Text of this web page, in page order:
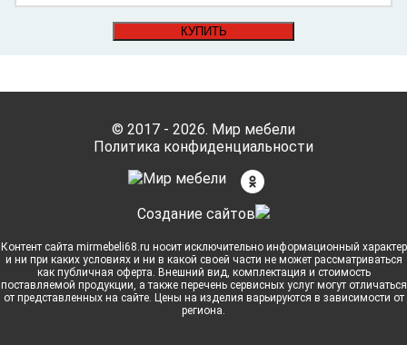
КУПИТЬ
© 2017 - 2026. Мир мебели
Политика конфиденциальности
Cоздание сайтов
Контент сайта mirmebeli68.ru носит исключительно информационный характер
и ни при каких условиях и ни в какой своей части не может рассматриваться
как публичная оферта. Внешний вид, комплектация и стоимость
поставляемой продукции, а также перечень сервисных услуг могут отличаться
от представленных на сайте. Цены на изделия варьируются в зависимости от
региона.